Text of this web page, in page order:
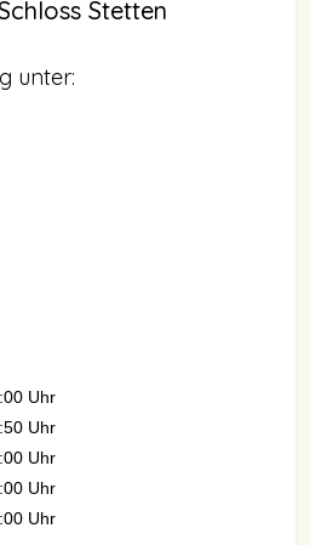
Stetten
unter:
Uhr
Uhr
Uhr
Uhr
Uhr